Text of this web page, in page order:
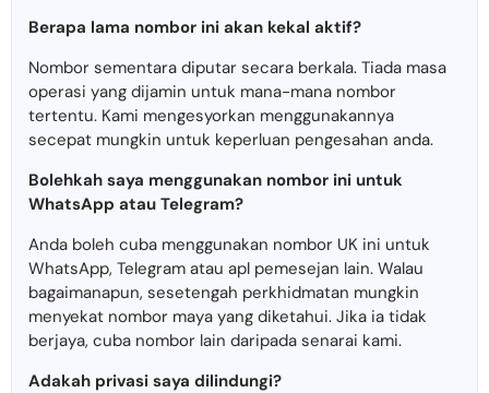
Berapa lama nombor ini akan kekal aktif?
Nombor sementara diputar secara berkala. Tiada masa
operasi yang dijamin untuk mana-mana nombor
tertentu. Kami mengesyorkan menggunakannya
secepat mungkin untuk keperluan pengesahan anda.
Bolehkah saya menggunakan nombor ini untuk
WhatsApp atau Telegram?
Anda boleh cuba menggunakan nombor UK ini untuk
WhatsApp, Telegram atau apl pemesejan lain. Walau
bagaimanapun, sesetengah perkhidmatan mungkin
menyekat nombor maya yang diketahui. Jika ia tidak
berjaya, cuba nombor lain daripada senarai kami.
Adakah privasi saya dilindungi?